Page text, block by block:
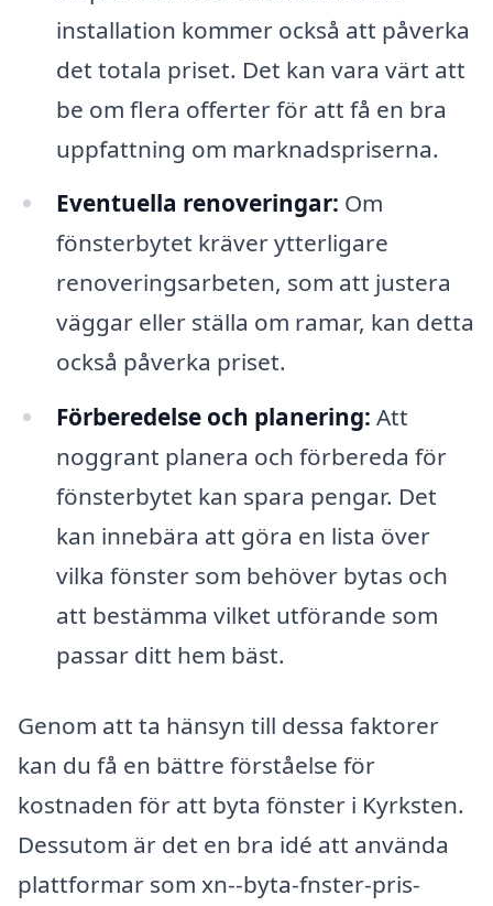
installation kommer också att påverka
det totala priset. Det kan vara värt att
be om flera offerter för att få en bra
uppfattning om marknadspriserna.
Eventuella renoveringar: Om
fönsterbytet kräver ytterligare
renoveringsarbeten, som att justera
väggar eller ställa om ramar, kan detta
också påverka priset.
Förberedelse och planering: Att
noggrant planera och förbereda för
fönsterbytet kan spara pengar. Det
kan innebära att göra en lista över
vilka fönster som behöver bytas och
att bestämma vilket utförande som
passar ditt hem bäst.
Genom att ta hänsyn till dessa faktorer
kan du få en bättre förståelse för
kostnaden för att byta fönster i Kyrksten.
Dessutom är det en bra idé att använda
plattformar som xn--byta-fnster-pris-